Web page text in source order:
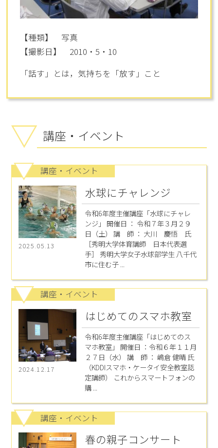
【種類】 写真
【撮影日】 2010・5・10
「話す」とは，気持ちを「放す」こと
講座・イベント
講座・イベント
2025.05.13
水球にチャレンジ
令和6年度主催講座「水球にチャレ
ンジ」 開催日 ： 令和７年３月２９
日（土） 講 師 ： 大川 慶悟 氏
［秀明大学体育講師 日本代表選
手］ 秀明大学女子水球部学生 八千代
市に住む子 ...
講座・イベント
2024.12.17
はじめてのスマホ教室
令和6年度主催講座「はじめてのス
マホ教室」 開催日 ：令和６年１１月
２７日（水） 講 師 ： 嶋倉 健晴 氏
（KDDIスマホ・ケータイ安全教室認
定講師） これからスマートフォンの
購 ...
講座・イベント
春の親子コンサート